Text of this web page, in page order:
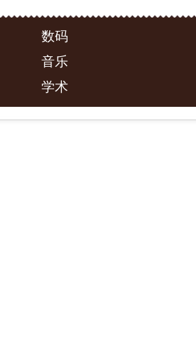
数码
音乐
学术